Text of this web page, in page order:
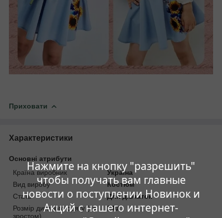
Нажмите на кнопку "разрешить"
чтобы получать вам главные
новости о поступлении Новинок и
Акций с нашего интернет-
Приховати
Характеристики
Основні атрибути
Країна виробник
Україна
Вид виробу
Костюм
Стать
Для дівчаток
Розмір дитячого одягу (за
зростом)
140